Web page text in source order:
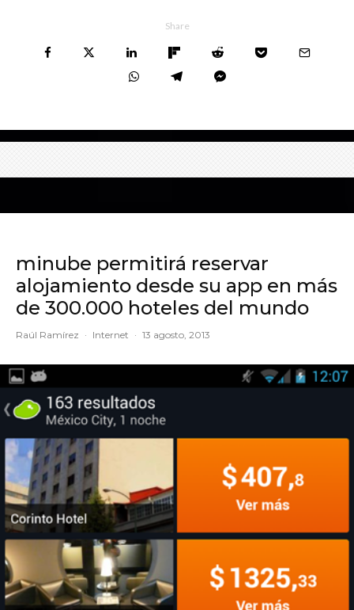
Share
minube permitirá reservar
alojamiento desde su app en más
de 300.000 hoteles del mundo
Raúl Ramírez · Internet · 13 agosto, 2013